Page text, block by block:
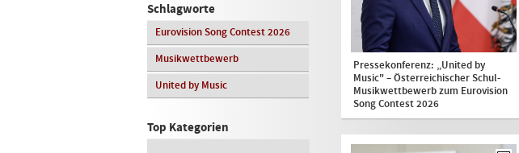
Schlagworte
Eurovision Song Contest 2026
Musikwettbewerb
United by Music
Top Kategorien
Pressekonferenz: „United by
Music" – Österreichischer Schul-
Musikwettbewerb zum Eurovision
Song Contest 2026